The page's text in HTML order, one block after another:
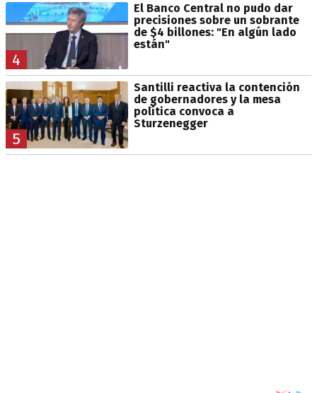
4
El Banco Central no pudo dar
precisiones sobre un sobrante
de $4 billones: "En algún lado
están"
5
Santilli reactiva la contención
de gobernadores y la mesa
política convoca a
Sturzenegger